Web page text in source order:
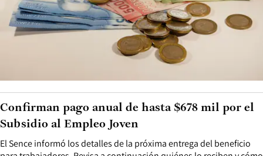
El Sence informó los detalles de la próxima entrega del beneficio
Confirman pago anual de hasta $678 mil por el
Subsidio al Empleo Joven